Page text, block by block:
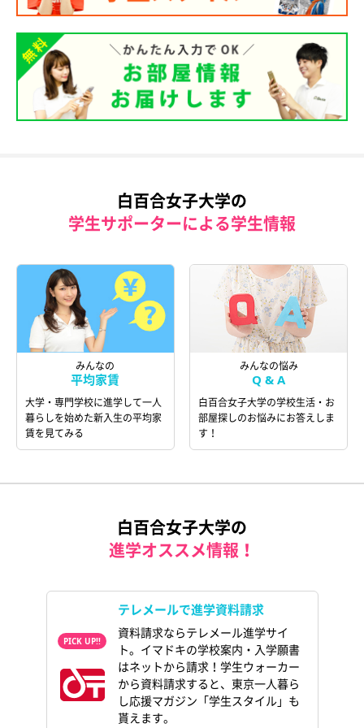
白百合女子大学の
学生サポーターによる学生情報
みんなの
平均家賃
大学・専門学校に進学して一人
暮らしを始めた新入生の平均家
賃を見てみる
みんなの悩み
Q & A
白百合女子大学の学校生活・お
部屋探しのお悩みにお答えしま
す！
白百合女子大学の
進学オススメ情報！
テレメールで進学資料請求
資料請求ならテレメール進学サイ
ト。イマドキの学校案内・入学願書
はネットから請求！学生ウォーカー
から資料請求すると、東京一人暮ら
し応援マガジン「学生スタイル」も
貰えます。